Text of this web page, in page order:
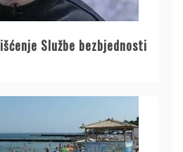
Službe bezbjednosti